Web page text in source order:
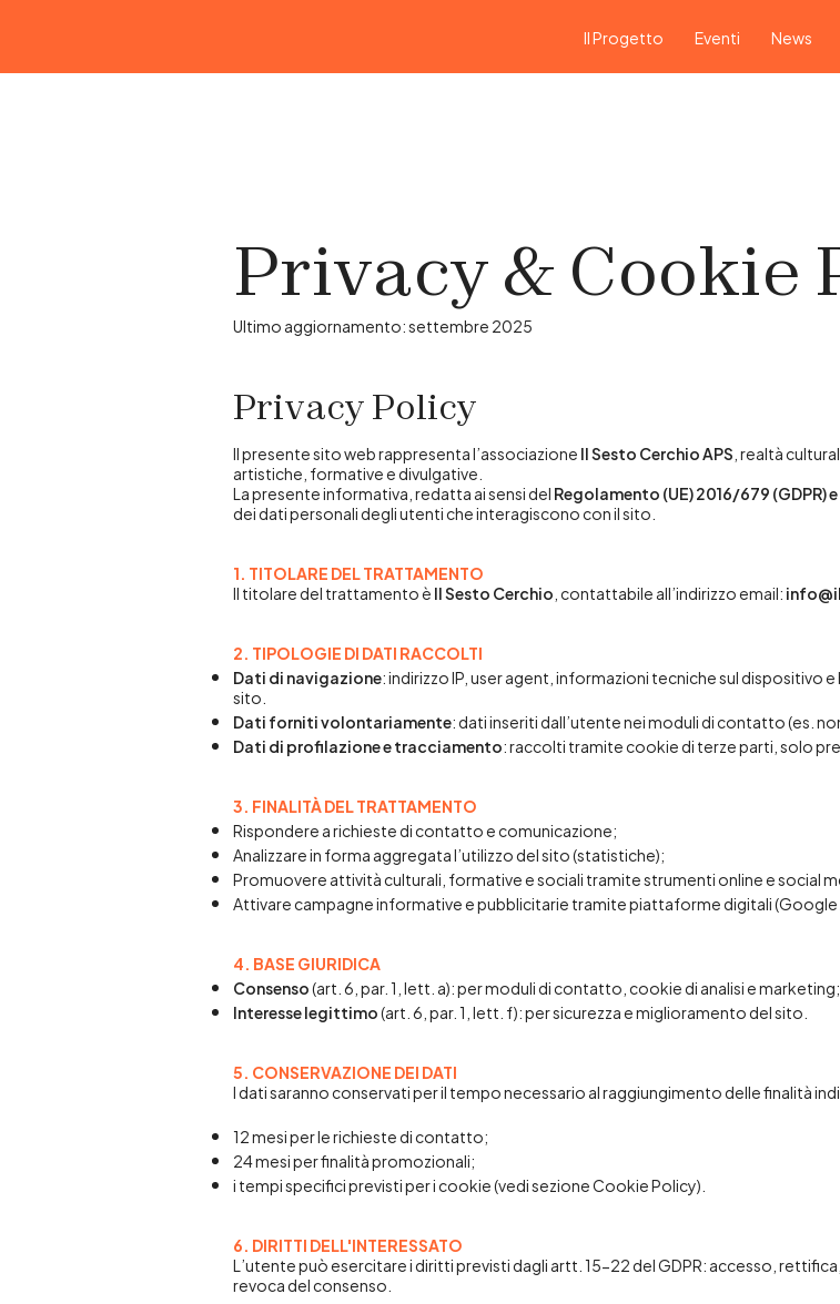
Il Progetto Eventi News
Privacy & Cookie
Ultimo aggiornamento: settembre 2025
Privacy Policy
Il presente sito web rappresenta l’associazioneIl Sesto Cerchio APS, realtà
artistiche, formative e divulgative.
La presente informativa, redatta ai sensi delRegolamento (UE) 2016/679 (GDPR)
dei dati personali degli utenti che interagiscono con il sito.
1. TITOLARE DEL TRATTAMENTO
Il titolare del trattamento èIl Sesto Cerchio, contattabile all’indirizzo email:
2. TIPOLOGIE DI DATI RACCOLTI
Dati di navigazione: indirizzo IP, user agent, informazioni tecniche sul
sito.
Dati forniti volontariamente: dati inseriti dall’utente nei moduli di contatto (es.
Dati di profilazione e tracciamento: raccolti tramite cookie di terze parti, solo
3. FINALITÀ DEL TRATTAMENTO
Rispondere a richieste di contatto e comunicazione;
Analizzare in forma aggregata l’utilizzo del sito (statistiche);
Promuovere attività culturali, formative e sociali tramite strumenti online e social
Attivare campagne informative e pubblicitarie tramite piattaforme digitali (Google
4. BASE GIURIDICA
Consenso(art. 6, par. 1, lett. a): per moduli di contatto, cookie di analisi e marketing;
Interesse legittimo(art. 6, par. 1, lett. f): per sicurezza e miglioramento del sito.
5. CONSERVAZIONE DEI DATI
I dati saranno conservati per il tempo necessario al raggiungimento delle finalità
12 mesi per le richieste di contatto;
24 mesi per finalità promozionali;
i tempi specifici previsti per i cookie (vedi sezione Cookie Policy).
6. DIRITTI DELL'INTERESSATO
L’utente può esercitare i diritti previsti dagli artt. 15-22 del GDPR: accesso,
revoca del consenso.